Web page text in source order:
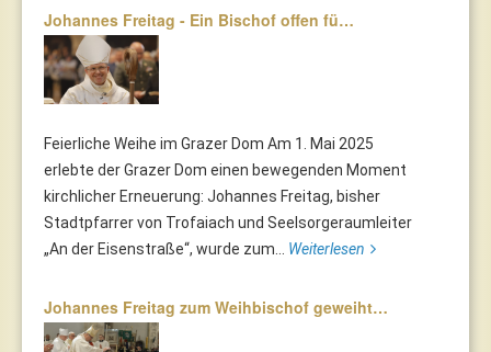
Johannes Freitag - Ein Bischof offen fü…
Feierliche Weihe im Grazer Dom Am 1. Mai 2025
erlebte der Grazer Dom einen bewegenden Moment
kirchlicher Erneuerung: Johannes Freitag, bisher
Stadtpfarrer von Trofaiach und Seelsorgeraumleiter
„An der Eisenstraße“, wurde zum... Weiterlesen
Johannes Freitag zum Weihbischof geweiht…